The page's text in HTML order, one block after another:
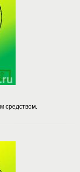
средством.